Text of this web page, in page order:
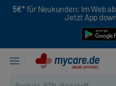
5€* für Neukunden: Im Web
Jetzt App